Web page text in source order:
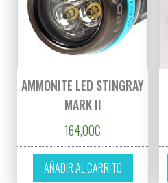
AMMONITE LED STINGRAY
MARK II
164,00€
AÑADIR AL CARRITO